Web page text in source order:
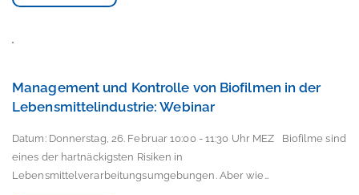
Management und Kontrolle von Biofilmen in der
Lebensmittelindustrie: Webinar
Datum: Donnerstag, 26. Februar 10:00 - 11:30 Uhr MEZ Biofilme sind
eines der hartnäckigsten Risiken in
Lebensmittelverarbeitungsumgebungen. Aber wie…